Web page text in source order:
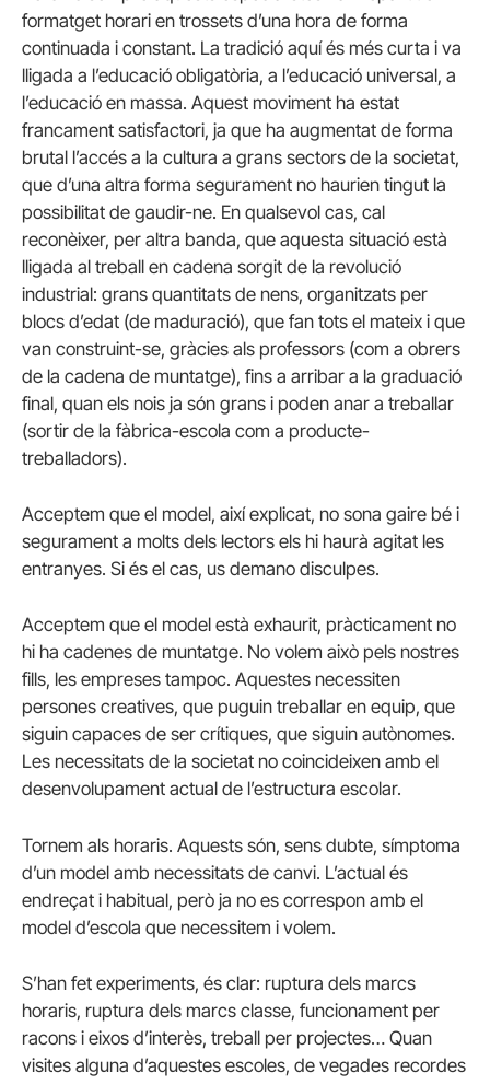
formatget horari en trossets d’una hora de forma
continuada i constant. La tradició aquí és més curta i va
lligada a l’educació obligatòria, a l’educació universal, a
l’educació en massa. Aquest moviment ha estat
francament satisfactori, ja que ha augmentat de forma
brutal l’accés a la cultura a grans sectors de la societat,
que d’una altra forma segurament no haurien tingut la
possibilitat de gaudir-ne. En qualsevol cas, cal
reconèixer, per altra banda, que aquesta situació està
lligada al treball en cadena sorgit de la revolució
industrial: grans quantitats de nens, organitzats per
blocs d’edat (de maduració), que fan tots el mateix i que
van construint-se, gràcies als professors (com a obrers
de la cadena de muntatge), fins a arribar a la graduació
final, quan els nois ja són grans i poden anar a treballar
(sortir de la fàbrica-escola com a producte-
treballadors).
Acceptem que el model, així explicat, no sona gaire bé i
segurament a molts dels lectors els hi haurà agitat les
entranyes. Si és el cas, us demano disculpes.
Acceptem que el model està exhaurit, pràcticament no
hi ha cadenes de muntatge. No volem això pels nostres
fills, les empreses tampoc. Aquestes necessiten
persones creatives, que puguin treballar en equip, que
siguin capaces de ser crítiques, que siguin autònomes.
Les necessitats de la societat no coincideixen amb el
desenvolupament actual de l’estructura escolar.
Tornem als horaris. Aquests són, sens dubte, símptoma
d’un model amb necessitats de canvi. L’actual és
endreçat i habitual, però ja no es correspon amb el
model d’escola que necessitem i volem.
S’han fet experiments, és clar: ruptura dels marcs
horaris, ruptura dels marcs classe, funcionament per
racons i eixos d’interès, treball per projectes… Quan
visites alguna d’aquestes escoles, de vegades recordes